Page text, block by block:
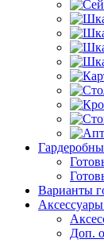
Варианты
Доп.